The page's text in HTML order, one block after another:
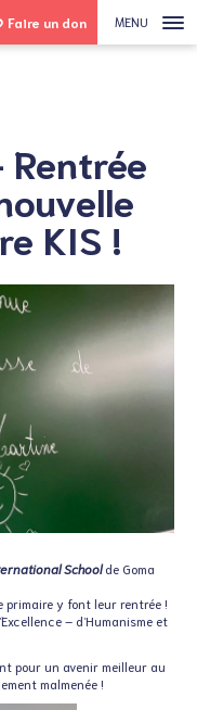
MENU
Faire un don
Rentrée
KIS !
Schoolde Goma
primaire y font leur rentrée !
– d’Humanisme et
pour un avenir meilleur au
malmenée !